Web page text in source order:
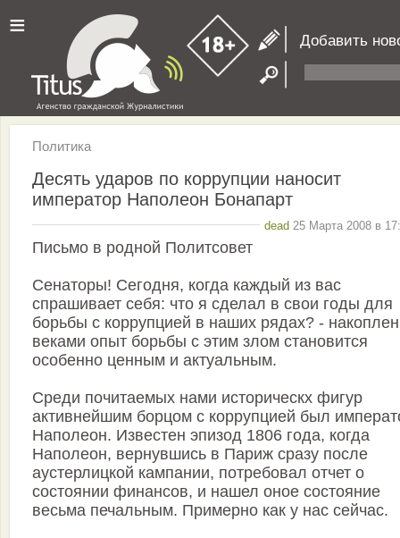
≡ Добавить
Политика
Десять ударов по коррупции наносит
император Наполеон Бонапарт
dead 25 Марта 2008 в
Письмо в родной Политсовет
Сенаторы! Сегодня, когда каждый из вас
спрашивает себя: что я сделал в свои годы для
борьбы с коррупцией в наших рядах? -
веками опыт борьбы с этим злом становится
особенно ценным и актуальным.
Среди почитаемых нами историческх фигур
активнейшим борцом с коррупцией был
Наполеон. Известен эпизод 1806 года, когда
Наполеон, вернувшись в Париж сразу после
аустерлицкой кампании, потребовал отчет о
состоянии финансов, и нашел оное состояние
весьма печальным. Примерно как у нас сейчас.